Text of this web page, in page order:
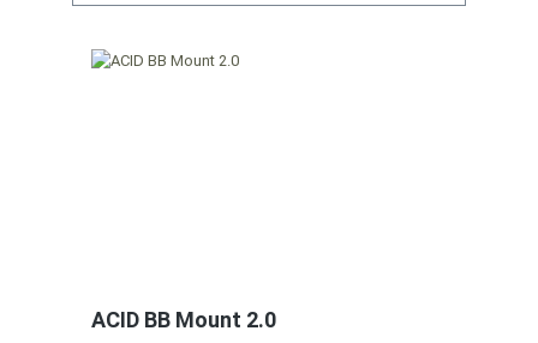
ACID BB Mount 2.0